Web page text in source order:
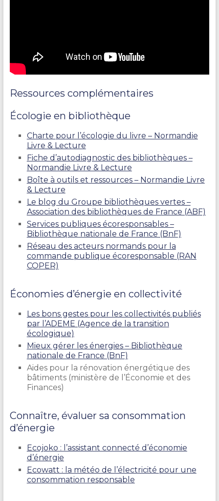
Ressources complémentaires
Écologie en bibliothèque
Charte pour l’écologie du livre – Normandie
Livre & Lecture
Fiche d’autodiagnostic des bibliothèques –
Normandie Livre & Lecture
Boîte à outils et ressources – Normandie Livre
& Lecture
Le blog du Groupe bibliothèques vertes –
Association des bibliothèques de France (ABF)
Services publiques écoresponsables –
Bibliothèque nationale de France (BnF)
Réseau des acteurs normands pour la
commande publique écoresponsable (RAN
COPER)
Économies d’énergie en collectivité
Les bons gestes pour les collectivités publiés
par l’ADEME (Agence de la transition
écologique)
Mieux gérer les énergies – Bibliothèque
nationale de France (BnF)
Aides pour la rénovation énergétique des
bâtiments (ministère de l’Économie et des
Finances)
Connaître, évaluer sa consommation
d’énergie
Ecojoko : l’assistant connecté d’économie
d’énergie
Ecowatt : la météo de l’électricité pour une
consommation responsable